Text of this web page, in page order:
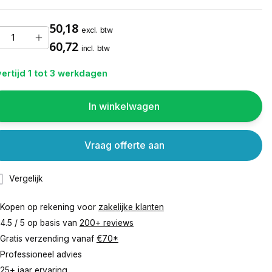
50,18 excl. btw
60,72 incl. btw
1 tot 3 werkdagen
In winkelwagen
Vergelijk
Vraag offerte aan
Kopen op rekening voor zakelijke klanten
4.5 / 5 op basis van 200+ reviews
Gratis verzending vanaf €70*
Professioneel advies